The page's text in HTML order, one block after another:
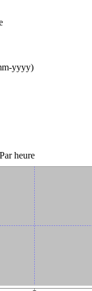
yyyy)
Par heure